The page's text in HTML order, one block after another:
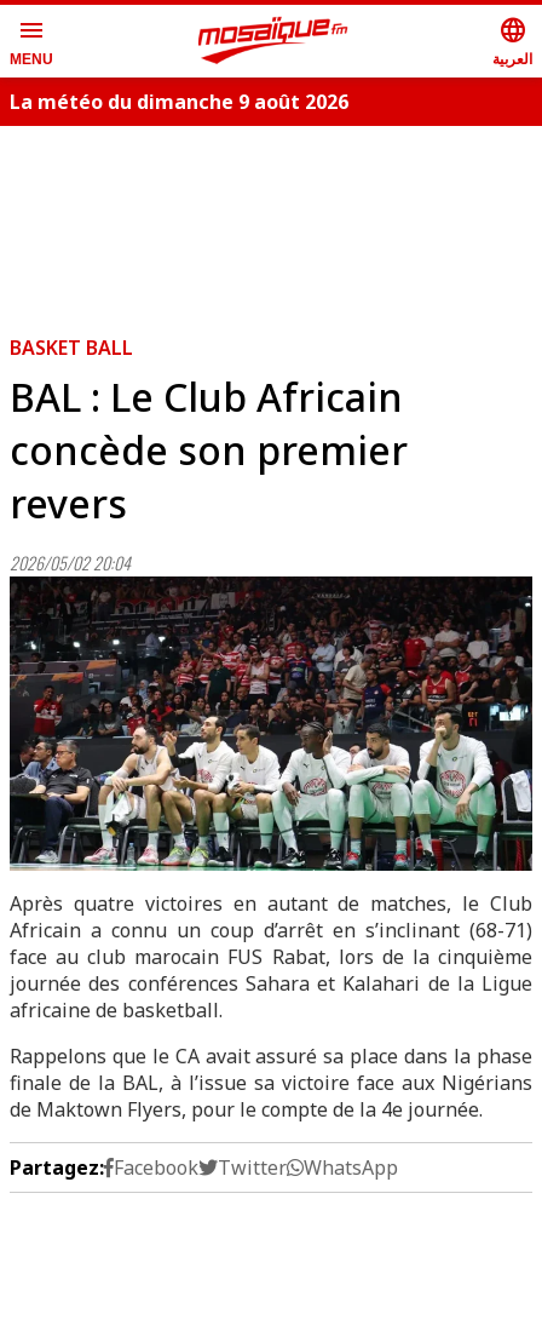
menu
MENU
language
العربية
La météo du dimanche 9 août 2026
BASKET BALL
BAL : Le Club Africain
concède son premier
revers
2026/05/02 20:04
Après quatre victoires en autant de matches, le Club
Africain a connu un coup d’arrêt en s’inclinant (68-71)
face au club marocain FUS Rabat, lors de la cinquième
journée des conférences Sahara et Kalahari de la Ligue
africaine de basketball.
Rappelons que le CA avait assuré sa place dans la phase
finale de la BAL, à l’issue sa victoire face aux Nigérians
de Maktown Flyers, pour le compte de la 4e journée.
Partagez: Facebook Twitter WhatsApp